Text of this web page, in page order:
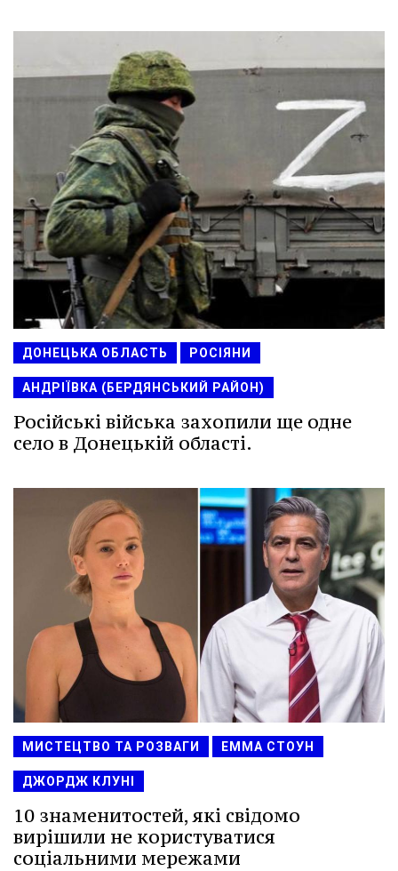
ДОНЕЦЬКА ОБЛАСТЬ РОСІЯНИ
АНДРІЇВКА (БЕРДЯНСЬКИЙ РАЙОН)
Російські війська захопили ще одне
село в Донецькій області.
МИСТЕЦТВО ТА РОЗВАГИ ЕММА СТОУН
ДЖОРДЖ КЛУНІ
10 знаменитостей, які свідомо
вирішили не користуватися
соціальними мережами